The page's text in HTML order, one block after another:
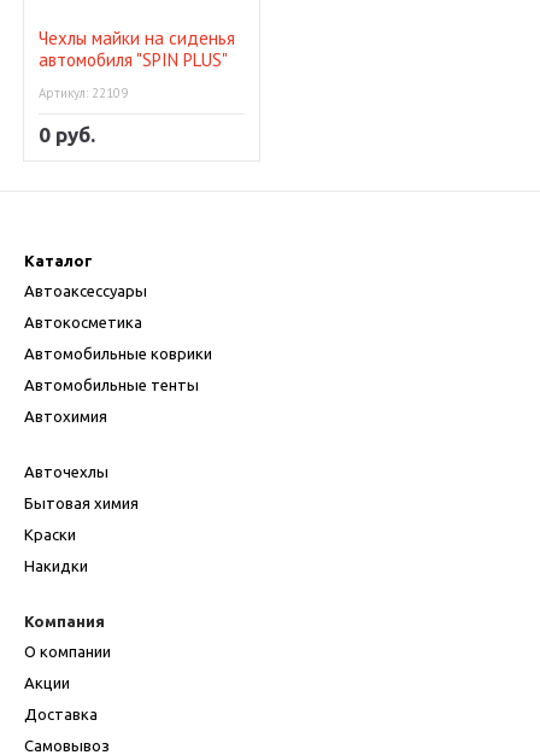
Чехлы майки на сиденья
автомобиля "SPIN PLUS"
Артикул: 22109
0 руб.
Каталог
Автоаксессуары
Автокосметика
Автомобильные коврики
Автомобильные тенты
Автохимия
Авточехлы
Бытовая химия
Краски
Накидки
Компания
О компании
Акции
Доставка
Самовывоз